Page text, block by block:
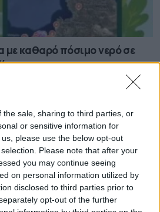
the sale, sharing to third parties, or
or sensitive information for
please use the below opt-out
Please note that after your
you may continue seeing
on personal information utilized by
disclosed to third parties prior to
opt-out of the further
καθαρό πόσιμο νερό σε